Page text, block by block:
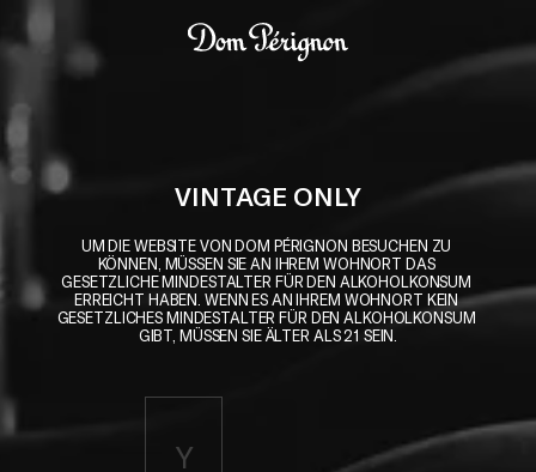
VINTAGE ONLY
UM DIE WEBSITE VON DOM PÉRIGNON BESUCHEN ZU
KÖNNEN, MÜSSEN SIE AN IHREM WOHNORT DAS
GESETZLICHE MINDESTALTER FÜR DEN ALKOHOLKONSUM
ERREICHT HABEN. WENN ES AN IHREM WOHNORT KEIN
GESETZLICHES MINDESTALTER FÜR DEN ALKOHOLKONSUM
GIBT, MÜSSEN SIE ÄLTER ALS 21 SEIN.